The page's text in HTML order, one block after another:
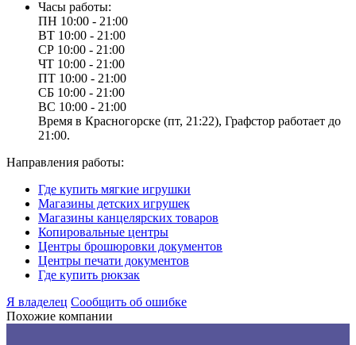
Часы работы:
ПН 10:00 - 21:00
ВТ 10:00 - 21:00
СР 10:00 - 21:00
ЧТ 10:00 - 21:00
ПТ 10:00 - 21:00
СБ 10:00 - 21:00
ВС 10:00 - 21:00
Время в Красногорске (пт, 21:22), Графстор работает до
21:00.
Направления работы:
Где купить мягкие игрушки
Магазины детских игрушек
Магазины канцелярских товаров
Копировальные центры
Центры брошюровки документов
Центры печати документов
Где купить рюкзак
Я владелец Сообщить об ошибке
Похожие компании